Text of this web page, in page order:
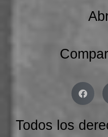
Todos los